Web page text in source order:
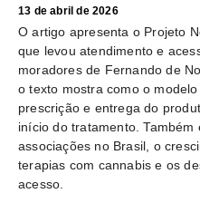
13 de abril de 2026
O artigo apresenta o Projeto
que levou atendimento e
moradores de Fernando de
o texto mostra como o
prescrição e entrega do
início do tratamento. Também
associações no Brasil, o
terapias com cannabis e os
acesso.